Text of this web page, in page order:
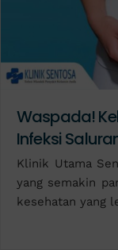
Waspada!
Infeksi
Klinik Utama
yang semakin
kesehatan yang